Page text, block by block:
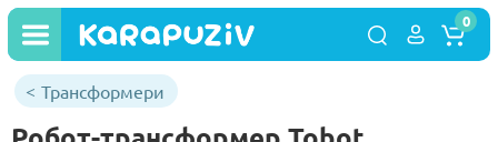
0
Трансформери